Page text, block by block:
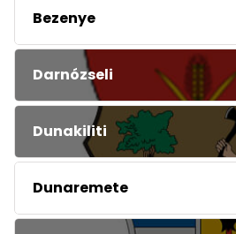
Bezenye
Darnózseli
Dunakiliti
Dunaremete